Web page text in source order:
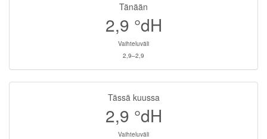
Tänään
2,9 °dH
Vaihteluväli
2,9–2,9
Tässä kuussa
2,9 °dH
Vaihteluväli